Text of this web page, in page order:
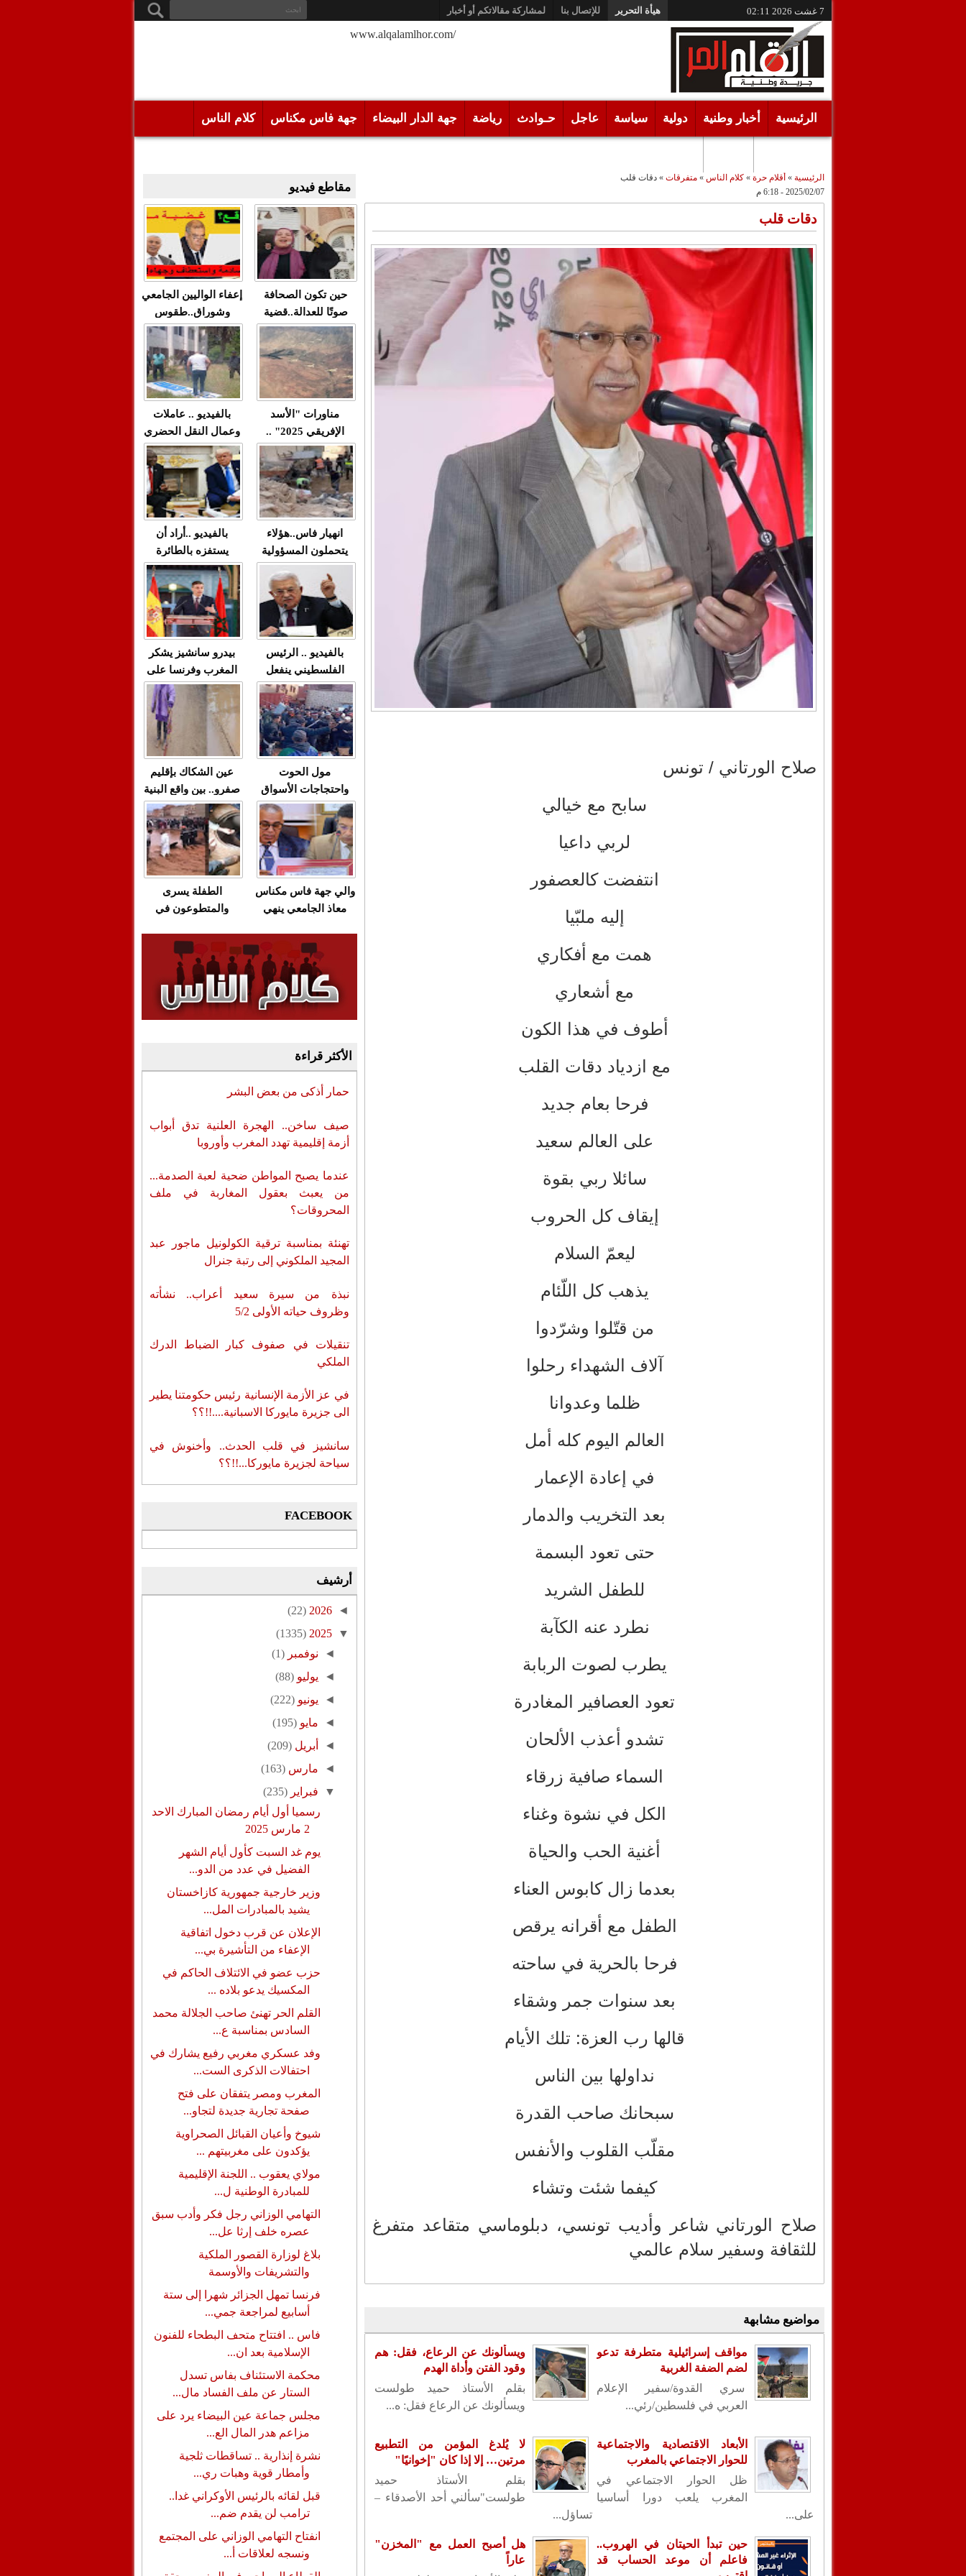
7 غشت 2026 02:11 هيأة التحرير للإتصال بنا لمشاركة مقالاتكم أو أخبار
/www.alqalamlhor.com
الرئيسية أخبار وطنية دولية سياسة عاجل حـوادث رياضة جهة الدار البيضاء جهة فاس مكناس كلام الناس
الرئيسية » أقلام حرة» كلام الناس» متفرقات» دقات قلب
2025/02/07 - 6:18 م
دقات قلب
صلاح الورتاني / تونس
سابح مع خيالي
لربي داعيا
انتفضت كالعصفور
إليه ملبّيا
همت مع أفكاري
مع أشعاري
أطوف في هذا الكون
مع ازدياد دقات القلب
فرحا بعام جديد
على العالم سعيد
سائلا ربي بقوة
إيقاف كل الحروب
ليعمّ السلام
يذهب كل اللّئام
من قتّلوا وشرّدوا
آلاف الشهداء رحلوا
ظلما وعدوانا
العالم اليوم كله أمل
في إعادة الإعمار
بعد التخريب والدمار
حتى تعود البسمة
للطفل الشريد
نطرد عنه الكآبة
يطرب لصوت الربابة
تعود العصافير المغادرة
تشدو أعذب الألحان
السماء صافية زرقاء
الكل في نشوة وغناء
أغنية الحب والحياة
بعدما زال كابوس العناء
الطفل مع أقرانه يرقص
فرحا بالحرية في ساحته
بعد سنوات جمر وشقاء
قالها رب العزة: تلك الأيام
نداولها بين الناس
سبحانك صاحب القدرة
مقلّب القلوب والأنفس
كيفما شئت وتشاء
صلاح الورتاني شاعر وأديب تونسي، دبلوماسي متقاعد متفرغ
للثقافة وسفير سلام عالمي
مواضيع مشابهة
مواقف إسرائيلية متطرفة تدعو
لضم الضفة الغربية
سري القدوة/سفير الإعلام
العربي في فلسطين/رئي...
ويسألونك عن الرعاع، فقل: هم
وقود الفتن وأداة الهدم
بقلم الأستاذ حميد طولست
ويسألونك عن الرعاع فقل: ه...
الأبعاد الاقتصادية والاجتماعية
للحوار الاجتماعي بالمغرب
ظل الحوار الاجتماعي في
المغرب يلعب دورا أساسيا
على...
لا يُلدغ المؤمن من التطبيع
مرتين… إلا إذا كان "إخوانيًا"
بقلم الأستاذ حميد
طولست"سألني أحد الأصدقاء –
تساؤل...
حين تبدأ الحيتان في الهروب..
فاعلم أن موعد الحساب قد
هل أصبح العمل مع "المخزن"
عاراً
مقاطع فيديو
حين تكون الصحافة
صوتًا للعدالة..قضية
"مولات 88 غرزة"
مثالا(فيديو)
متابعة حميد طولست
في زمن تزداد فيه
حالات العنف ضد
النساء ويغيب فيه أحيانًا
صدى العدالة في
ردهات الم...
إعفاء الواليين الجامعي
وشوراق..طقوس
صادمة وملتمس
"الوجهاء"؟/ صمت
وزارة الداخلية؟/أين
الوزير التوفيق؟(فيديو)
بالفيديو .. عاملات
وعمال النقل الحضري
بفاس يعبرون عن
ارتياحهم بعد إنهاء عقد
شركة "سيتي باص"
مناورات "الأسد
الإفريقي 2025" ..
شاهد القاذفة النووية
في تدريب مع ثماني
مقاتلات من نوع F-16
تابعة للقوات الجوية
الملكية المغربية
بالفيديو ..أراد أن
يستفزه بالطائرة
القطرية لكن ترامب
فضحه أمام العالم
بالحجة والدليل
انهيار فاس..هؤلاء
يتحملون المسؤولية
ومآسي العمارات
العشوائية مفتوحة
بيدرو سانشيز يشكر
المغرب وفرنسا على
استعادة الكهرباء عقب
انقطاعه في شبه
الجزيرة الإيبيرية
بالفيديو .. الرئيس
الفلسطيني ينفعل
ويهاجم حماس بألفاظ
قاسية على الهواء
عين الشكاك بإقليم
صفرو.. بين واقع البنية
التحتية المهترئة
والحملات الانتخابية
المبكرة(فيديو)
مول الحوت
واحتجاجات الأسواق
الأسبوعية/الاحتقان
الصامت والتراشق
بـ"الصناديق"/أخنوش
يرد بالصمت المريب
الطفلة يسرى
والمتطوعون في
وقنوات صرف صحي
تقتل والمحاسبة يجب
أن تطال المسؤولين
والي جهة فاس مكناس
معاذ الجامعي ينهي
والعمال مع شركة
سيتي باص + وثيقة
وفيديو
الأكثر قراءة
حمار أذكى من بعض البشر
صيف ساخن.. الهجرة العلنية تدق أبواب
أزمة إقليمية تهدد المغرب وأوروبا
عندما يصبح المواطن ضحية لعبة الصدمة...
من يعبث بعقول المغاربة في ملف
المحروقات؟
تهنئة بمناسبة ترقية الكولونيل ماجور عبد
المجيد الملكوني إلى رتبة جنرال
نبذة من سيرة سعيد أعراب.. نشأته
وظروف حياته الأولى 5/2
تنقيلات في صفوف كبار الضباط الدرك
الملكي
في عز الأزمة الإنسانية رئيس حكومتنا يطير
الى جزيرة مايوركا الاسبانية....!!؟؟
سانشيز في قلب الحدث.. وأخنوش في
سياحة لجزيرة مايوركا...!!؟؟
FACEBOOK
أرشيف
◄
2026
(22)
▼
2025
(1335)
◄ نوفمبر(1)
◄ يوليو(88)
◄ يونيو(222)
◄ مايو(195)
◄
أبريل(209)
◄ مارس(163)
▼ فبراير(235)
رسميا أول أيام رمضان المبارك الاحد
2 مارس 2025
يوم غد السبت كأول أيام الشهر
الفضيل في عدد من الدو...
وزير خارجية جمهورية كازاخستان
يشيد بالمبادرات المل...
الإعلان عن قرب دخول اتفاقية
الإعفاء من التأشيرة بي...
حزب عضو في الائتلاف الحاكم في
المكسيك يدعو بلاده ...
القلم الحر تهنئ صاحب الجلالة محمد
السادس بمناسبة ع...
وفد عسكري مغربي رفيع يشارك في
احتفالات الذكرى الست...
المغرب ومصر يتفقان على فتح
صفحة تجارية جديدة لتجاو...
شيوخ وأعيان القبائل الصحراوية
يؤكدون على مغربيتهم ...
مولاي يعقوب .. اللجنة الإقليمية
للمبادرة الوطنية ل...
التهامي الوزاني رجل فكر وأدب سبق
عصره خلف إرثا عل...
بلاغ لوزارة القصور الملكية
والتشريفات والأوسمة
فرنسا تمهل الجزائر شهرا إلى ستة
أسابيع لمراجعة جمي...
فاس .. افتتاح متحف البطحاء للفنون
الإسلامية بعد ان...
محكمة الاستئناف بفاس تسدل
الستار عن ملف الفساد مال...
مجلس جماعة عين البيضاء يرد على
مزاعم هدر المال الع...
نشرة إنذارية .. تساقطات ثلجية
وأمطار قوية وهبات ري...
قبل لقائه بالرئيس الأوكراني غدا..
ترامب لن يقدم ضم...
انفتاح التهامي الوزاني على المجتمع
ونسجه لعلاقات أ...